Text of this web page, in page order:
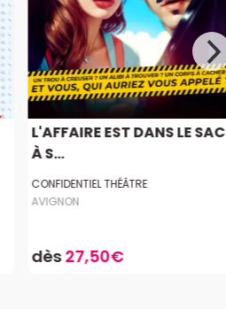
L'AFFAIRE EST DANS LE SAC
À S...
CONFIDENTIEL THÉÂTRE
AVIGNON
dès27,50€